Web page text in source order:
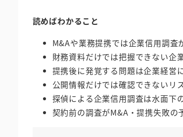
読めばわかること
M&Aや業務提携では企業信用調査
財務資料だけでは把握できない企
提携後に発覚する問題は企業経営
公開情報だけでは確認できないリ
探偵による企業信用調査は水面下
契約前の調査がM&A・提携失敗の